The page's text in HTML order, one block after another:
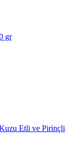
gr
Etli ve Pirinçli